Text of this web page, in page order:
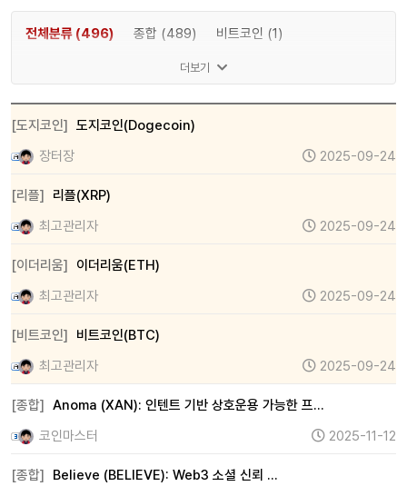
전체분류 (496) 종합 (489)
비트코인 (1)
솔라나 (1)
더보기
[도지코인] 도지코인(Dogecoin)
장터장
2025-09-24
[리플]
리플(XRP)
최고관리자
2025-09-24
[이더리움]
이더리움(ETH)
최고관리자
2025-09-24
[비트코인]
비트코인(BTC)
최고관리자
2025-09-24
[종합] Anoma (XAN): 인텐트 기반 상호운용 가능한 프…
코인마스터
2025-11-12
[종합]
Believe (BELIEVE): Web3 소셜 신뢰 …